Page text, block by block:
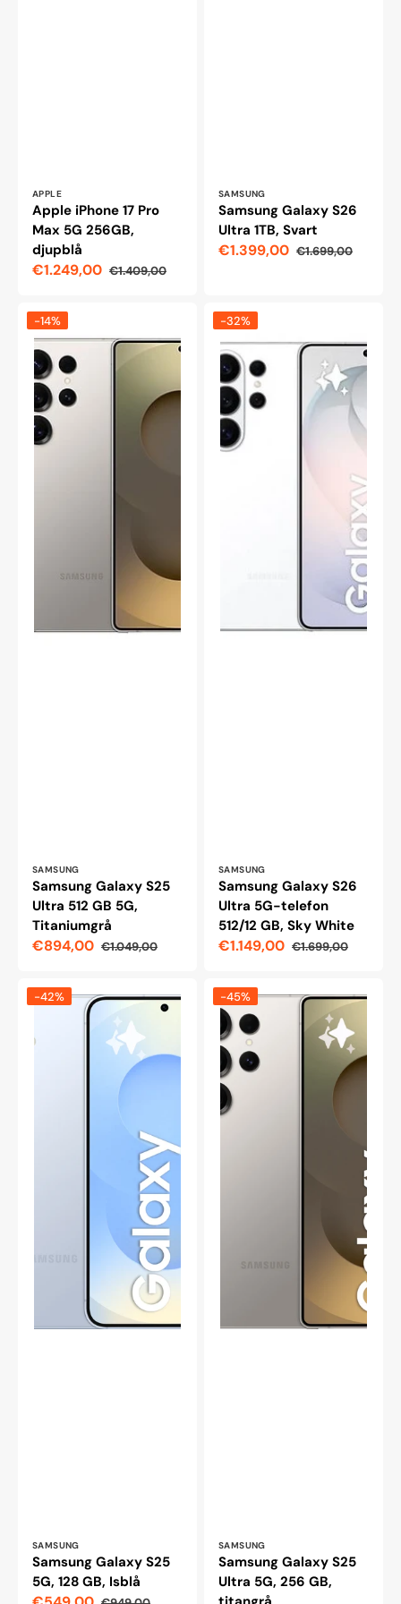
Leverantör:
APPLE
Apple iPhone 17 Pro
Max 5G 256GB,
djupblå
Reapris
€1.249,00
Ordinarie
€1.409,00
Leverantör:
SAMSUNG
Samsung Galaxy S26
Ultra 1TB, Svart
Reapris
€1.399,00
Ordinarie
€1.699,00
Samsung
Galaxy
S25
Ultra
512
GB
5G,
Titaniumgrå
-14%
Leverantör:
SAMSUNG
Samsung Galaxy S25
Ultra 512 GB 5G,
Titaniumgrå
Reapris
€894,00
Ordinarie
€1.049,00
Samsung
Galaxy
S26
Ultra
5G-
telefon
512/12
GB,
Sky
-32%
Leverantör:
SAMSUNG
Samsung Galaxy S26
Ultra 5G-telefon
512/12 GB, Sky White
Reapris
€1.149,00
Ordinarie
€1.699,00
Samsung
Galaxy
5G,
-42%
Leverantör:
SAMSUNG
Samsung Galaxy S25
5G, 128 GB, Isblå
Samsung
Galaxy
S25
Ultra
256
GB,
titangrå
-45%
Leverantör:
SAMSUNG
Samsung Galaxy S25
Ultra 5G, 256 GB,